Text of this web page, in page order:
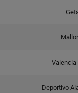
Valencia